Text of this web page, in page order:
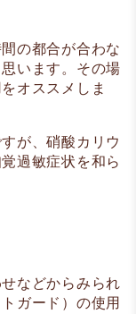
の都合が合わな
います。その場
オススメしま
が、硝酸カリウ
過敏症状を和ら
などからみられ
ガード）の使用